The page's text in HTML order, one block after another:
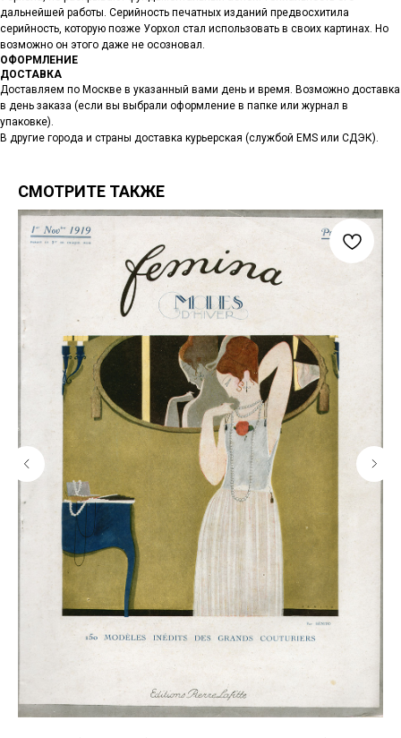
дальнейшей работы. Серийность печатных изданий предвосхитила
серийность, которую позже Уорхол стал использовать в своих картинах. Но
возможно он этого даже не осозновал.
ОФОРМЛЕНИЕ
ДОСТАВКА
Доставляем по Москве в указанный вами день и время. Возможно доставка
в день заказа (если вы выбрали оформление в папке или журнал в
упаковке).
В другие города и страны доставка курьерская (службой EMS или СДЭК).
СМОТРИТЕ ТАКЖЕ